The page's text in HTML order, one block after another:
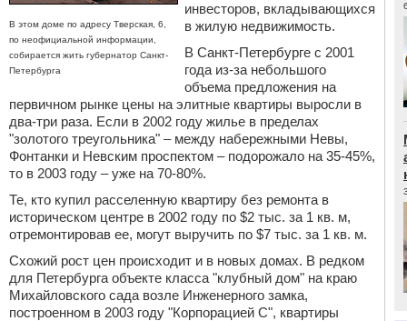
В этом доме по адресу Тверская, 6,
по неофициальной информации,
собирается жить губернатор Санкт-
Петербурга
инвесторов, вкладывающихся
в жилую недвижимость.
В Санкт-Петербурге с 2001
года из-за небольшого
объема предложения на
первичном рынке цены на элитные квартиры выросли в
два-три раза. Если в 2002 году жилье в пределах
"золотого треугольника" – между набережными Невы,
Фонтанки и Невским проспектом – подорожало на 35-45%,
то в 2003 году – уже на 70-80%.
Те, кто купил расселенную квартиру без ремонта в
историческом центре в 2002 году по $2 тыс. за 1 кв. м,
отремонтировав ее, могут выручить по $7 тыс. за 1 кв. м.
Схожий рост цен происходит и в новых домах. В редком
для Петербурга объекте класса "клубный дом" на краю
Михайловского сада возле Инженерного замка,
построенном в 2003 году "Корпорацией С", квартиры